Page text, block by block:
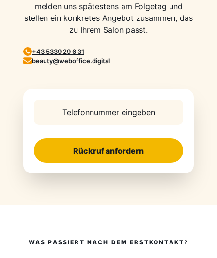
melden uns spätestens am Folgetag und
stellen ein konkretes Angebot zusammen, das
zu Ihrem Salon passt.
+43 5339 29 6 31
beauty@weboffice.digital
Rückruf anfordern
WAS PASSIERT NACH DEM ERSTKONTAKT?